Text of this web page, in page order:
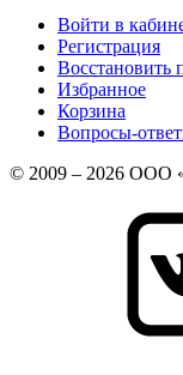
Войти в
Регистрация
Восстановить
Избранное
Корзина
Вопросы-
© 2009 – 2026 ООО